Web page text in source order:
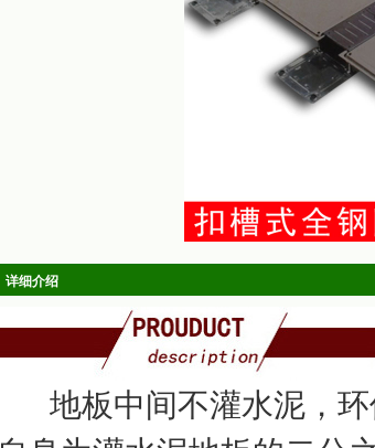
详细介绍
地板中间不灌水泥，环